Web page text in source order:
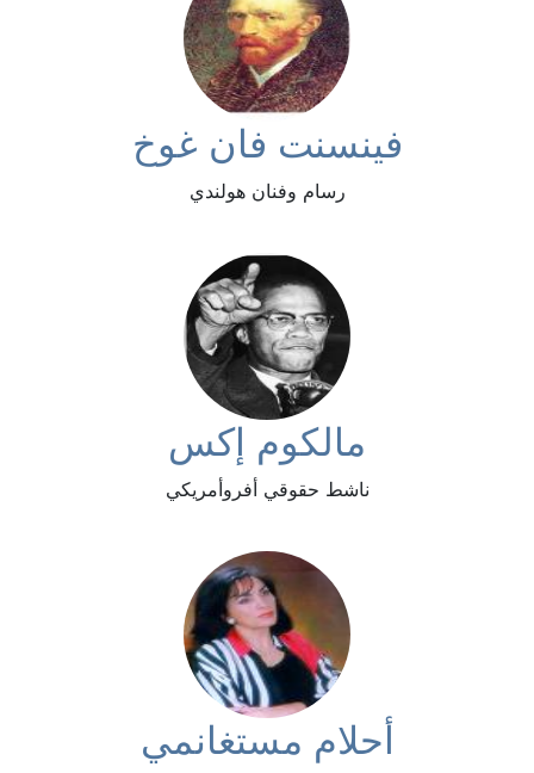
فينسنت فان غوخ
رسام وفنان هولندي
مالكوم إكس
ناشط حقوقي أفروأمريكي
أحلام مستغانمي